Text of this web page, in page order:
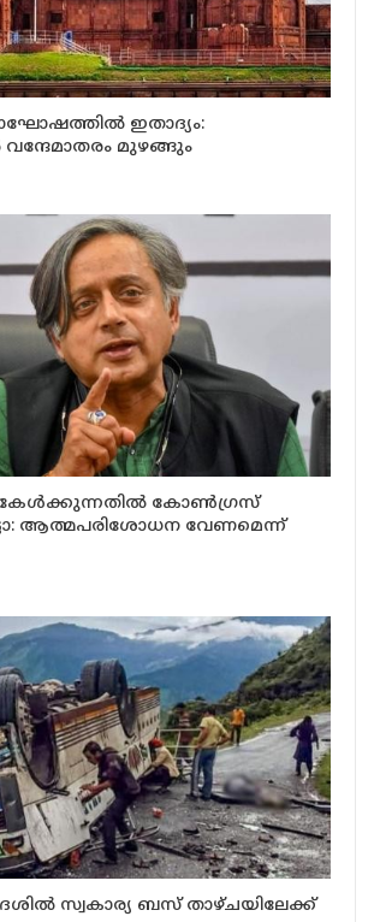
ഇതാദ്യം:
വന്ദേമാതരം മുഴങ്ങും
കോൺഗ്രസ്
ആത്മപരിശോധന വേണമെന്ന്
സ്വകാര്യ ബസ് താഴ്ചയിലേക്ക്